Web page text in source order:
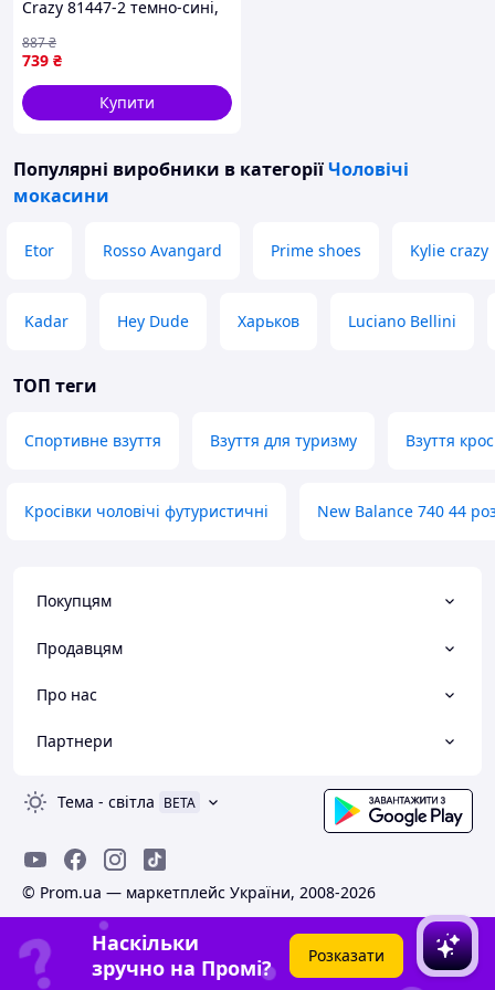
Crazy 81447-2 темно-сині,
46.
739 ₴
887₴
Купити
Популярні виробники в категоріїЧоловічі
мокасини
Etor Rosso Avangard Prime shoes Kylie crazy
Kadar Hey Dude Харьков Luciano Bellini
ТОП теги
Спортивне взуття Взуття для туризму Взуття
Кросівки чоловічі футуристичні New Balance 740 44
Покупцям
Продавцям
Про нас
Партнери
Тема - світла BETA
© Prom.ua — маркетплейс України, 2008-2026
Наскільки
зручно на Промі?
Розказати